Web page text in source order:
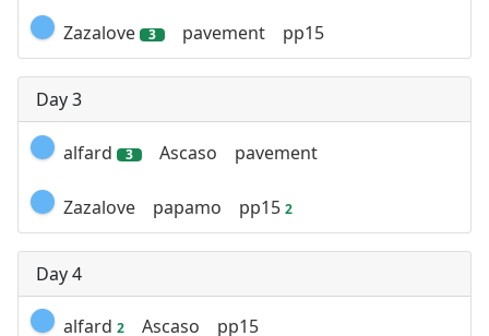
Zazalove 3 pavement pp15
Day 3
alfard 3 Ascaso pavement
Zazalove papamo pp15 2
Day 4
alfard 2 Ascaso pp15